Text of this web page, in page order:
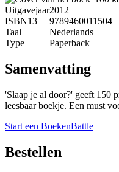
Uitgavejaar2012
ISBN13
9789460011504
Taal
Nederlands
Type
Paperback
Samenvatting
'Slaap je al door?' geeft 150
leesbaar boekje. Een must
Start een BoekenBattle
Bestellen